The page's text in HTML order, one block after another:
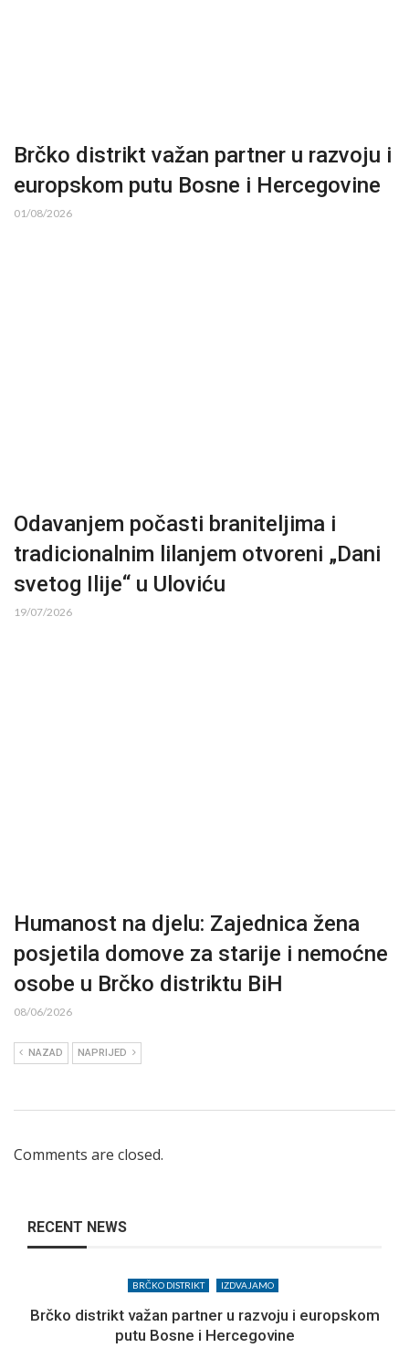
Brčko distrikt važan partner u razvoju i
europskom putu Bosne i Hercegovine
01/08/2026
Odavanjem počasti braniteljima i
tradicionalnim lilanjem otvoreni „Dani
svetog Ilije“ u Uloviću
19/07/2026
Humanost na djelu: Zajednica žena
posjetila domove za starije i nemoćne
osobe u Brčko distriktu BiH
08/06/2026
NAZAD NAPRIJED
Comments are closed.
RECENT NEWS
BRČKO DISTRIKT IZDVAJAMO
Brčko distrikt važan partner u razvoju i europskom
putu Bosne i Hercegovine